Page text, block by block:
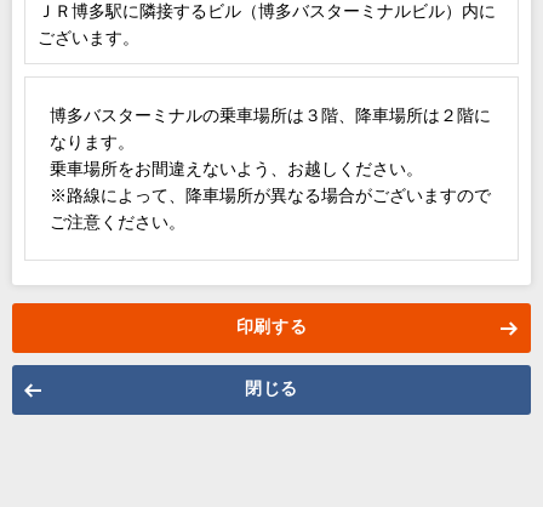
ＪＲ博多駅に隣接するビル（博多バスターミナルビル）内に
ございます。
博多バスターミナルの乗車場所は３階、降車場所は２階に
なります。
乗車場所をお間違えないよう、お越しください。
※路線によって、降車場所が異なる場合がございますので
ご注意ください。
印刷する
閉じる